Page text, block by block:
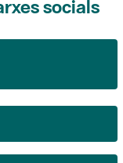
socials